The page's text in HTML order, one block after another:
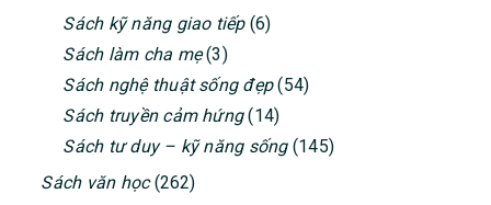
Sách kỹ năng giao tiếp(6)
Sách làm cha mẹ(3)
Sách nghệ thuật sống đẹp(54)
Sách truyền cảm hứng(14)
Sách tư duy – kỹ năng sống(145)
Sách văn học(262)